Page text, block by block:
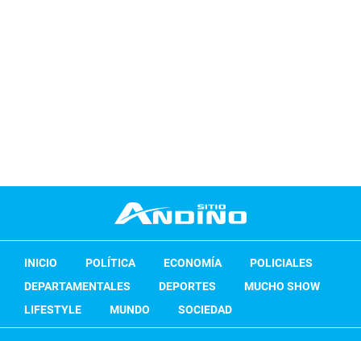
INICIO POLÍTICA ECONOMÍA
POLICIALES
DEPARTAMENTALES
DEPORTES
MUCHO SHOW
LIFESTYLE
MUNDO SOCIEDAD